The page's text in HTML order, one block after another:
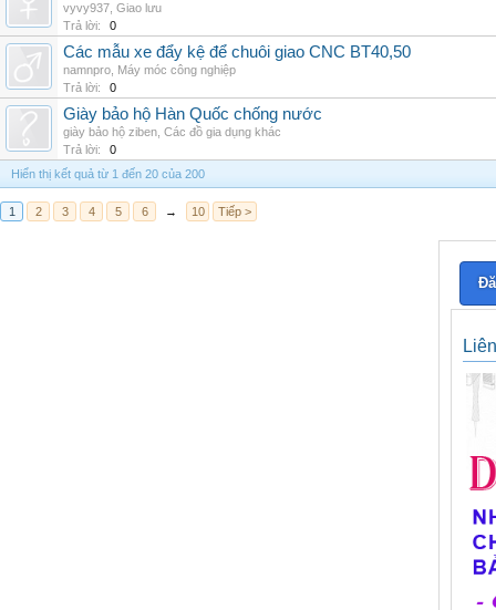
vyvy937 Giao lưu
Trả lời:
0
Các mẫu xe đẩy kệ để chuôi giao CNC BT40,50
namnpro Máy móc công nghiệp
Trả lời:
0
Giày bảo hộ Hàn Quốc chống nước
giày bảo hộ ziben Các đồ gia dụng khác
Trả lời:
0
Hiển thị kết quả từ 1 đến 20 của 200
1 2 3 4 5 6 → 10 Tiếp >